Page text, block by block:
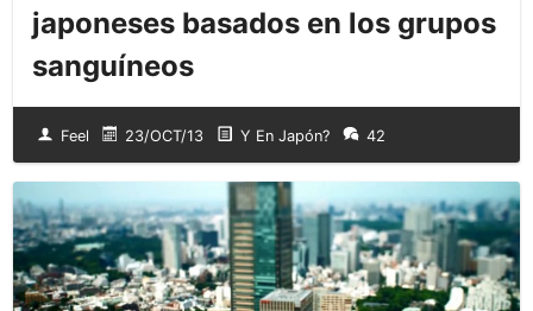
japoneses basados en los grupos
sanguíneos
Feel 23/OCT/13 Y En Japón? 42